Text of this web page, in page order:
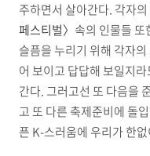
주하면서 살아간다. 각자
페스티벌〉 속의 인물들
슬픔을 누리기 위해 각자
어 보이고 답답해 보일지
간다. 그러고선 또 다음을
고 또 다른 축제준비에 돌
픈 K-스러움에 우리가 한